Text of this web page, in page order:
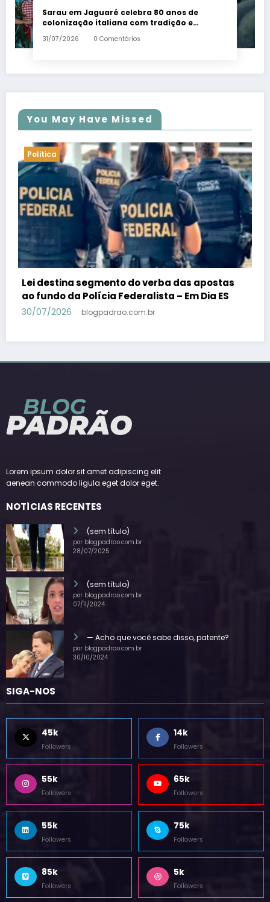
Sarau em Jaguaré celebra 80 anos de
colonização italiana com tradição e
trambolhão da polenta – Em Dia ES
31/07/2026 0 Comentários
You May Have Missed
Politica
PSB confirma Geraldo Alckmin porquê
candidato a vice-presidente na fórmula com
Lula – Em Dia ES
Lorem ipsum dolor sit amet adipiscing elit
(sem título)
por blogpadrao.com.br
(sem título)
por blogpadrao.com.br
— Acho que você sabe disso, patente?
por blogpadrao.com.br
SIGA-NOS
45k
Followers
14k
Followers
55k
Followers
65k
Followers
55k
Followers
75k
Followers
85k
Followers
5k
Followers